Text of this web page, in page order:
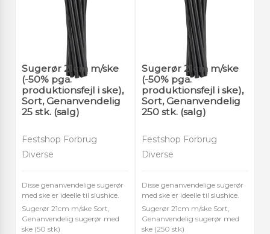
Sugerør 21cm m/ske
(-50% pga.
produktionsfejl i ske),
Sort, Genanvendelig
25 stk. (salg)
Festshop Forbrug
Diverse
Disse genanvendelige sugerør
med ske er ideelle til slushice.
Sugerør 21cm m/ske Sort,
Genanvendelig sugerør med
ske (50 stk)
Sugerør 21cm m/ske
(-50% pga.
produktionsfejl i ske),
Sort, Genanvendelig
250 stk. (salg)
Festshop Forbrug
Diverse
Disse genanvendelige sugerør
med ske er ideelle til slushice.
Sugerør 21cm m/ske Sort,
Genanvendelig sugerør med
ske (250 stk)